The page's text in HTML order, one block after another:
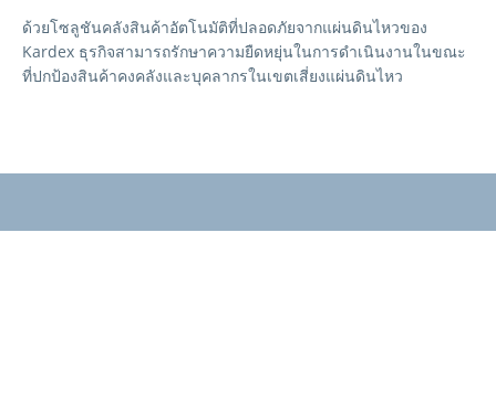
ด้วยโซลูชันคลังสินค้าอัตโนมัติที่ปลอดภัยจากแผ่นดินไหวของ
Kardex ธุรกิจสามารถรักษาความยืดหยุ่นในการดำเนินงานในขณะ
ที่ปกป้องสินค้าคงคลังและบุคลากรในเขตเสี่ยงแผ่นดินไหว